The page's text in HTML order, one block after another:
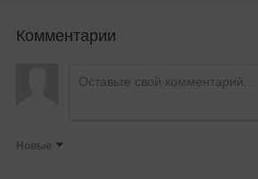
Комментарии
Новые